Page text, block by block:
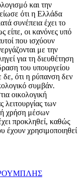
και την
ότι η Ελλάδα
συνέπεια έχει το
είπε, οι κανόνες υπό
που ισχύουν
με την
για τη διευθέτηση
του υπουργείου
ότι η ρύπανση δεν
συμβάν.
οικολογική
λειτουργίας των
χρήση μέσων
προκληθεί, καθώς
έχουν χρησιμοποιηθεί